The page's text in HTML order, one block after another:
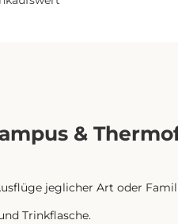
&
jeglicher Art oder
Trinkflasche.